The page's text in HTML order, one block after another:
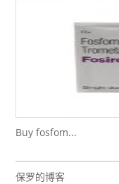
Buy fosfom...
保罗的博客